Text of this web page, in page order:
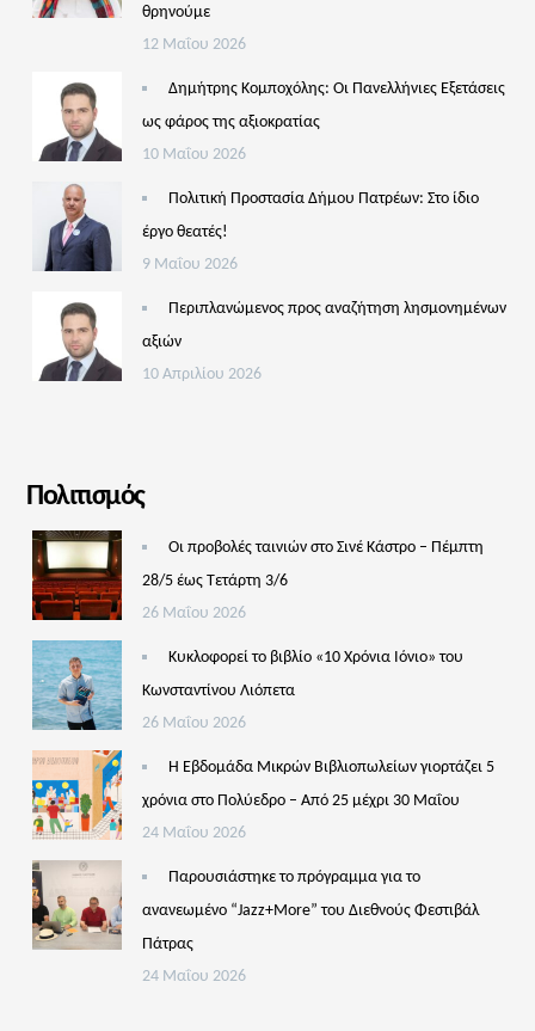
θρηνούμε
12 Μαΐου 2026
Δημήτρης Κομποχόλης: Οι Πανελλήνιες Εξετάσεις
ως φάρος της αξιοκρατίας
10 Μαΐου 2026
Πολιτική Προστασία Δήμου Πατρέων: Στο ίδιο
έργο θεατές!
9 Μαΐου 2026
Περιπλανώμενος προς αναζήτηση λησμονημένων
αξιών
10 Απριλίου 2026
Πολιτισμός
Οι προβολές ταινιών στο Σινέ Κάστρο – Πέμπτη
28/5 έως Τετάρτη 3/6
26 Μαΐου 2026
Κυκλοφορεί το βιβλίο «10 Χρόνια Ιόνιο» του
Κωνσταντίνου Λιόπετα
26 Μαΐου 2026
Η Εβδομάδα Μικρών Βιβλιοπωλείων γιορτάζει 5
χρόνια στο Πολύεδρο – Από 25 μέχρι 30 Μαΐου
24 Μαΐου 2026
Παρουσιάστηκε το πρόγραμμα για το
ανανεωμένο “Jazz+More” του Διεθνούς Φεστιβάλ
Πάτρας
24 Μαΐου 2026